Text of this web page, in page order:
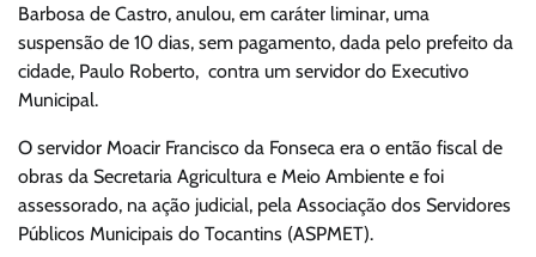
Barbosa de Castro, anulou, em caráter liminar, uma
suspensão de 10 dias, sem pagamento, dada pelo prefeito da
cidade, Paulo Roberto, contra um servidor do Executivo
Municipal.
O servidor Moacir Francisco da Fonseca era o então fiscal de
obras da Secretaria Agricultura e Meio Ambiente e foi
assessorado, na ação judicial, pela Associação dos Servidores
Públicos Municipais do Tocantins (ASPMET).